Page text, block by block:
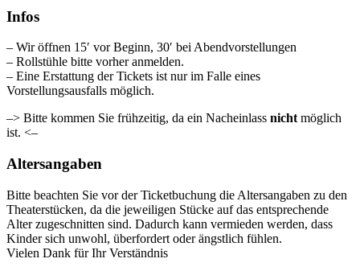
Infos
– Wir öffnen 15′ vor Beginn, 30′ bei Abendvorstellungen
– Rollstühle bitte vorher anmelden.
– Eine Erstattung der Tickets ist nur im Falle eines
Vorstellungsausfalls möglich.
–> Bitte kommen Sie frühzeitig, da ein Nacheinlass nicht möglich
ist. <–
Altersangaben
Bitte beachten Sie vor der Ticketbuchung die Altersangaben zu den
Theaterstücken, da die jeweiligen Stücke auf das entsprechende
Alter zugeschnitten sind. Dadurch kann vermieden werden, dass
Kinder sich unwohl, überfordert oder ängstlich fühlen.
Vielen Dank für Ihr Verständnis